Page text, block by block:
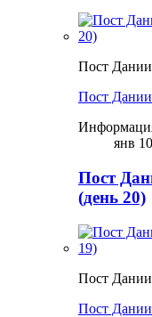
Пост
Пост
янв
Пост
(день 20)
Пост
Пост